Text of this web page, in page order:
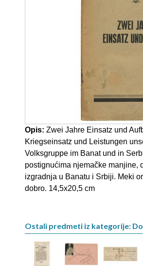
Opis: Zwei Jahre Einsatz und
Kriegseinsatz und Leistungen
Volksgruppe im Banat und in
postignućima njemačke manjine,
izgradnja u Banatu i Srbiji. Meki
dobro. 14,5x20,5 cm
Ostali predmeti iz kategorije: